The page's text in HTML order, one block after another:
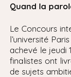
Quand la
Le Concours
l’université
achevé le jeudi
finalistes ont
de sujets